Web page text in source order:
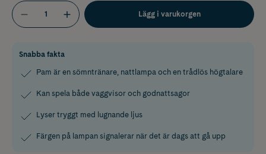
Lägg i varukorgen
Snabba fakta
Pam är en sömntränare, nattlampa och en trådlös högtalare
Kan spela både vaggvisor och godnattsagor
Lyser tryggt med lugnande ljus
Färgen på lampan signalerar när det är dags att gå upp